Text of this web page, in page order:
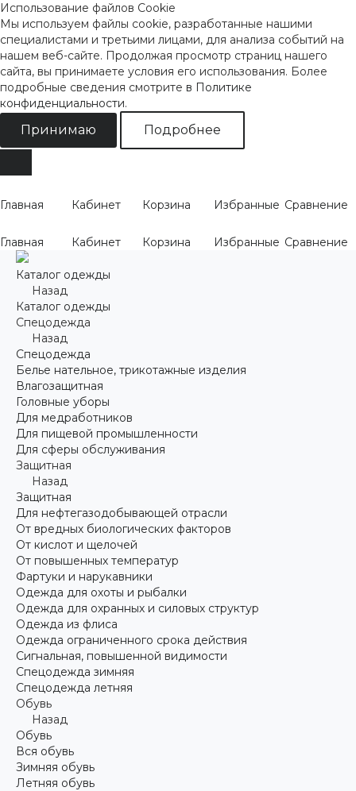
Использование файлов Cookie
Мы используем файлы cookie, разработанные нашими
специалистами и третьими лицами, для анализа событий на
нашем веб-сайте. Продолжая просмотр страниц нашего
сайта, вы принимаете условия его использования. Более
подробные сведения смотрите в Политике
конфиденциальности.
Принимаю Подробнее
Главная Кабинет Корзина Избранные Сравнение
Главная Кабинет Корзина Избранные Сравнение
Каталог одежды
Назад
Каталог одежды
Спецодежда
Назад
Спецодежда
Белье нательное, трикотажные изделия
Влагозащитная
Головные уборы
Для медработников
Для пищевой промышленности
Для сферы обслуживания
Защитная
Назад
Защитная
Для нефтегазодобывающей отрасли
От вредных биологических факторов
От кислот и щелочей
От повышенных температур
Фартуки и нарукавники
Одежда для охоты и рыбалки
Одежда для охранных и силовых структур
Одежда из флиса
Одежда ограниченного срока действия
Сигнальная, повышенной видимости
Спецодежда зимняя
Спецодежда летняя
Обувь
Назад
Обувь
Вся обувь
Зимняя обувь
Летняя обувь